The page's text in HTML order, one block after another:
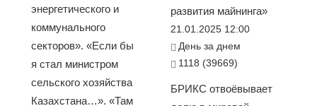
энергетического и
коммунального
секторов». «Если бы
я стал министром
сельского хозяйства
Казахстана…». «Там
развития майнинга»
21.01.2025 12:00
День за днем
1118 (39669)
БРИКС отвоёвывает